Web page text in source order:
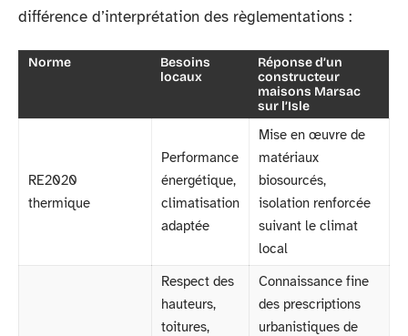
différence d’interprétation des règlementations :
Norme
Besoins
locaux
Réponse d’un
constructeur
maisons Marsac
sur l’Isle
RE2020
thermique
Performance
énergétique,
climatisation
adaptée
Mise en œuvre de
matériaux
biosourcés,
isolation renforcée
suivant le climat
local
Respect des
hauteurs,
toitures,
Connaissance fine
des prescriptions
urbanistiques de